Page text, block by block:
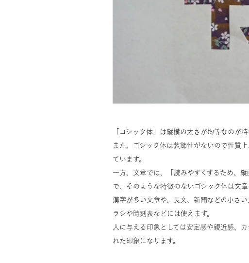
「ゴシック体」は縦横の太さが均等なのが
また、ゴシック体は装飾性がないので性質
ています。
一方、文章では、「読みやすくするため、
で、そのような特徴のないゴシック体は文
漢字が多い文章や、長文、新聞などの小さ
ラシや時刻表などには使えます。
人に与える印象としては安定感や親近感、
れた印象になります。